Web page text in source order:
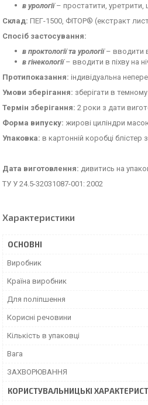
в урології– простатити, уретрити,
Склад: ПЕГ-1500, ФІТОР® (екстракт
Спосіб застосування:
в проктології та урології – вводити
в гінекології – вводити в піхву на
Протипоказання: індивідуальна
Умови зберігання: зберігати в
Термін зберігання: 2 роки з дати
Форма випуску: жирові циліндри
Упаковка: в картонній коробці блістер
Дата виготовлення: дивитись на
ТУ У 24.5-32031087-001: 2002
Характеристики
ОСНОВНІ
Виробник
Країна виробник
Для поліпшення
Корисні речовини
Кількість в упаковці
Вага
ЗАХВОРЮВАННЯ
КОРИСТУВАЛЬНИЦЬКІ